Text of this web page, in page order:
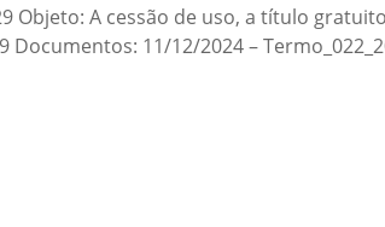
A cessão de uso, a título gratuito,
11/12/2024 –